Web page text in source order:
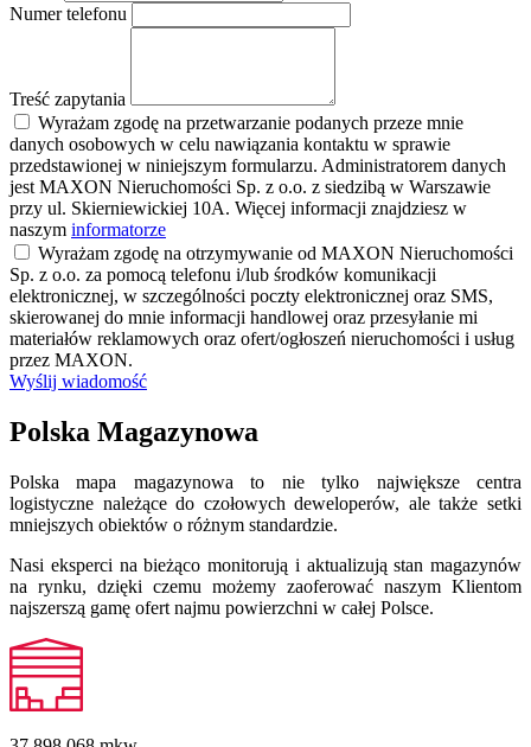
Numer telefonu
Treść zapytania
Wyrażam zgodę na przetwarzanie podanych przeze mnie
danych osobowych w celu nawiązania kontaktu w sprawie
przedstawionej w niniejszym formularzu. Administratorem danych
jest MAXON Nieruchomości Sp. z o.o. z siedzibą w Warszawie
przy ul. Skierniewickiej 10A. Więcej informacji znajdziesz w
naszym informatorze
Wyrażam zgodę na otrzymywanie od MAXON Nieruchomości
Sp. z o.o. za pomocą telefonu i/lub środków komunikacji
elektronicznej, w szczególności poczty elektronicznej oraz SMS,
skierowanej do mnie informacji handlowej oraz przesyłanie mi
materiałów reklamowych oraz ofert/ogłoszeń nieruchomości i usług
przez MAXON.
Wyślij wiadomość
Polska Magazynowa
Polska mapa magazynowa to nie tylko największe centra
logistyczne należące do czołowych deweloperów, ale także setki
mniejszych obiektów o różnym standardzie.
Nasi eksperci na bieżąco monitorują i aktualizują stan magazynów
na rynku, dzięki czemu możemy zaoferować naszym Klientom
najszerszą gamę ofert najmu powierzchni w całej Polsce.